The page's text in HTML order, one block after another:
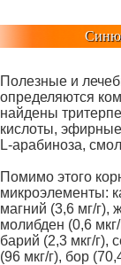
Полезные и
определяются
найдены
кислоты,
L-арабиноза,
Помимо этого
микроэлементы:
магний (3,6 мг/г),
молибден (0,6
барий (2,3 мкг/г),
(96 мкг/г), бор